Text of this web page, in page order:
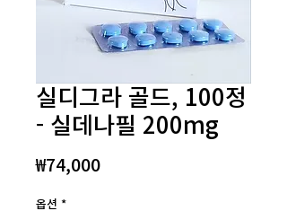
실디그라 골드, 100정
- 실데나필 200mg
₩74,000가
옵션 *